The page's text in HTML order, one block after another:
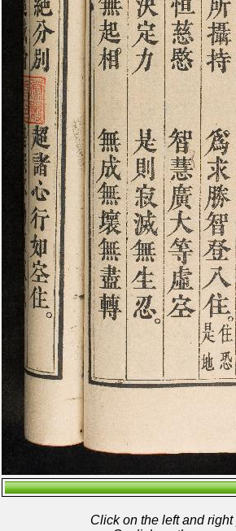
Click on the left and